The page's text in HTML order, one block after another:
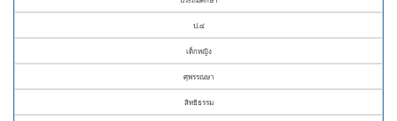
ป.๔
เด็กหญิง
ศุพรรณษา
สิทธิธรรม